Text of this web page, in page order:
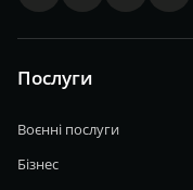
Послуги
Воєнні послуги
Бізнес